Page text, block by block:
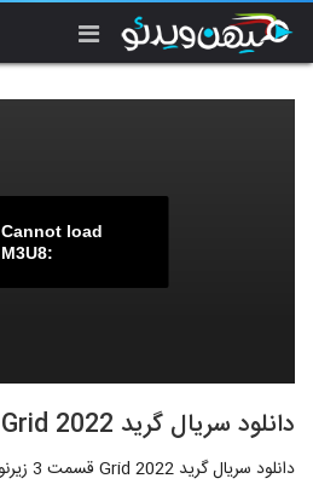
Cannot load
M3U8:
دانلود سریال گرید Grid 2022 قسمت 3
دانلود سریال گرید Grid 2022 قسمت 3 زیرنویس فارسی